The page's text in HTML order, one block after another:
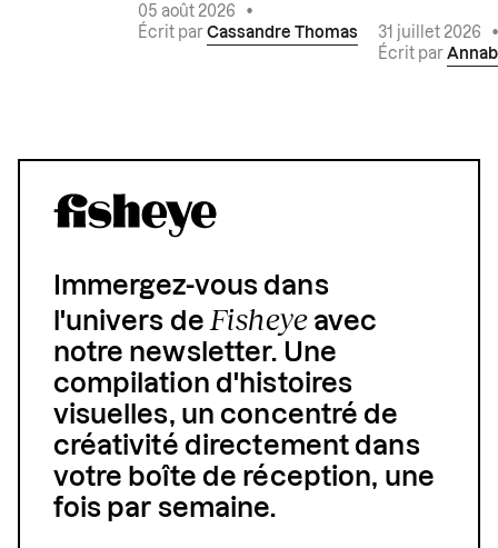
05 août 2026
•
Écrit par Cassandre Thomas 31 juillet 2026
Écrit par
Immergez-vous dans
l'univers deFisheyeavec
notre newsletter. Une
compilation d'histoires
visuelles, un concentré de
créativité directement dans
votre boîte de réception, une
fois par semaine.